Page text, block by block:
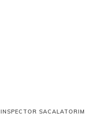
INSPECTOR SACALATORIM